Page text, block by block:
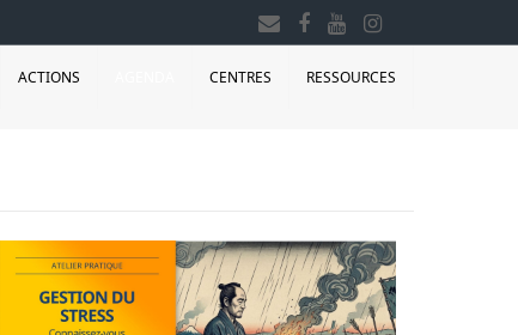
ACTIONS CENTRES RESSOURCES